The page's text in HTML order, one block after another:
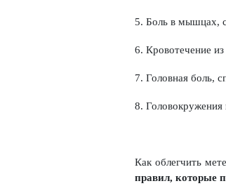
5. Боль в мышцах,
6. Кровотечение из
7. Головная боль,
8. Головокружения
Как облегчить
правил, которые